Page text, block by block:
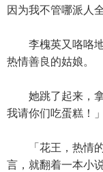
因为我不管哪派人
李槐英又咯咯地
热情善良的姑娘。
她跳了起来，拿
我请你们吃蛋糕！」
「花王，热情的
言，就翻着一本小